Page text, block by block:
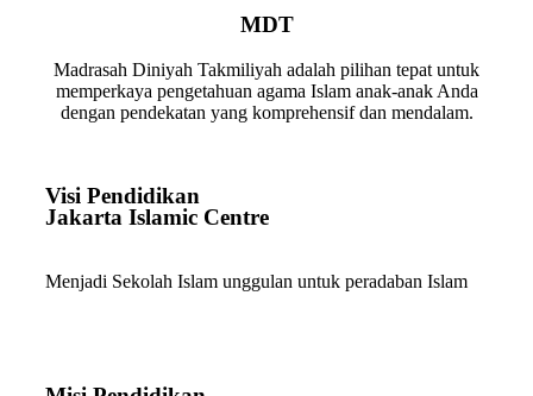
MDT
Madrasah Diniyah Takmiliyah adalah pilihan tepat untuk
memperkaya pengetahuan agama Islam anak-anak Anda
dengan pendekatan yang komprehensif dan mendalam.
Visi Pendidikan
Jakarta Islamic Centre
Menjadi Sekolah Islam unggulan untuk peradaban Islam